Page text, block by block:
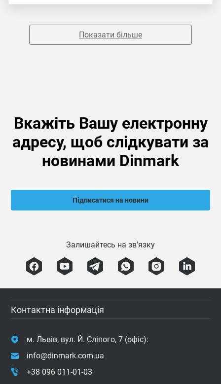
Показати більше
Вкажіть Вашу електронну
адресу, щоб слідкувати за
новинами Dinmark
Підписатися на новини
Залишайтесь на зв'язку
Контактна інформація
м. Львів, вул. Й. Сліпого, 7 (офіс):
info@dinmark.com.ua
+38 096 011-01-03